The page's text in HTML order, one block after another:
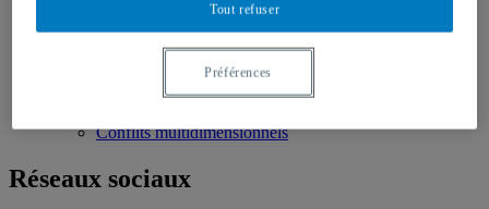
Tous les articles dans les médias
États-Unis
Missions de paix
Géopolitique
Conflits multidimensionnels
Réseaux sociaux
Tout refuser
Préférences